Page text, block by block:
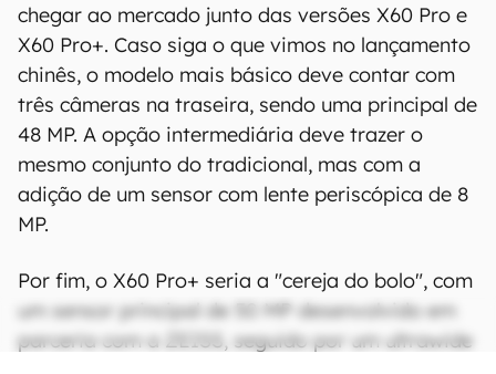
chegar ao mercado junto das versões X60 Pro e
X60 Pro+. Caso siga o que vimos no lançamento
chinês, o modelo mais básico deve contar com
três câmeras na traseira, sendo uma principal de
48 MP. A opção intermediária deve trazer o
mesmo conjunto do tradicional, mas com a
adição de um sensor com lente periscópica de 8
MP.
Por fim, o X60 Pro+ seria a "cereja do bolo", com
um sensor principal de 50 MP desenvolvido em
parceria com a ZEISS, seguido por um ultrawide